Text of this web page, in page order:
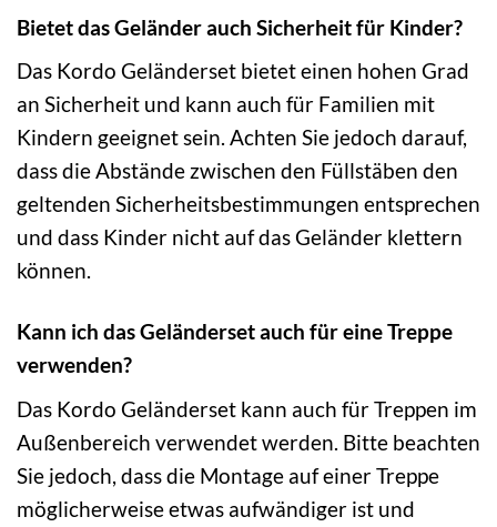
Bietet das Geländer auch Sicherheit für Kinder?
Das Kordo Geländerset bietet einen hohen Grad
an Sicherheit und kann auch für Familien mit
Kindern geeignet sein. Achten Sie jedoch darauf,
dass die Abstände zwischen den Füllstäben den
geltenden Sicherheitsbestimmungen entsprechen
und dass Kinder nicht auf das Geländer klettern
können.
Kann ich das Geländerset auch für eine Treppe
verwenden?
Das Kordo Geländerset kann auch für Treppen im
Außenbereich verwendet werden. Bitte beachten
Sie jedoch, dass die Montage auf einer Treppe
möglicherweise etwas aufwändiger ist und